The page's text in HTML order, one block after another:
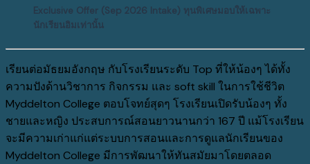
Exclusive Offer (Sep 2026 Intake) ทุนพิเศษมอบให้เฉพาะ
นักเรียนอิมเท่านั้น
เรียนต่อมัธยมอังกฤษ กับโรงเรียนระดับ Top ที่ให้น้องๆ ได้ทั้ง
ความปังด้านวิชาการ กิจกรรม และ soft skill ในการใช้ชีวิต
Myddelton College ตอบโจทย์สุดๆ โรงเรียนเปิดรับน้องๆ ทั้ง
ชายและหญิง ประสบการณ์สอนยาวนานกว่า 167 ปี แม้โรงเรียน
จะมีความเก่าแก่แต่ระบบการสอนและการดูแลนักเรียนของ
Myddelton College มีการพัฒนาให้ทันสมัยมาโดยตลอด